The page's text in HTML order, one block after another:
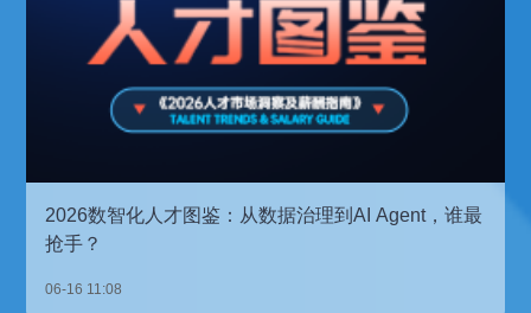
2026数智化人才图鉴：从数据治理到AI Agent，谁最
抢手？
06-16 11:08